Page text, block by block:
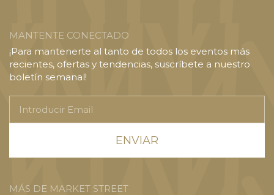
MANTENTE CONECTADO
¡Para mantenerte al tanto de todos los eventos más
recientes, ofertas y tendencias, suscríbete a nuestro
boletín semanal!
Email
MÁS DE MARKET STREET